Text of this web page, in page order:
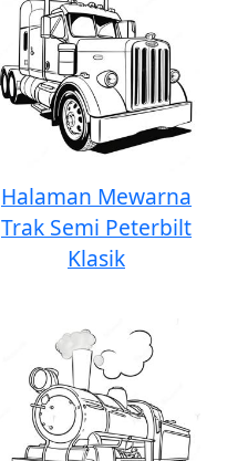
Halaman Mewarna
Trak Semi Peterbilt
Klasik